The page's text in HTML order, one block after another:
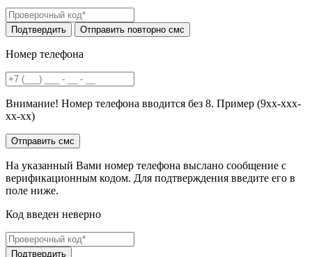
Номер телефона
Внимание! Номер телефона вводится без 8. Пример (9хх-ххх-
хх-хх)
На указанный Вами номер телефона выслано сообщение с
верификационным кодом. Для подтверждения введите его в
поле ниже.
Код введен неверно